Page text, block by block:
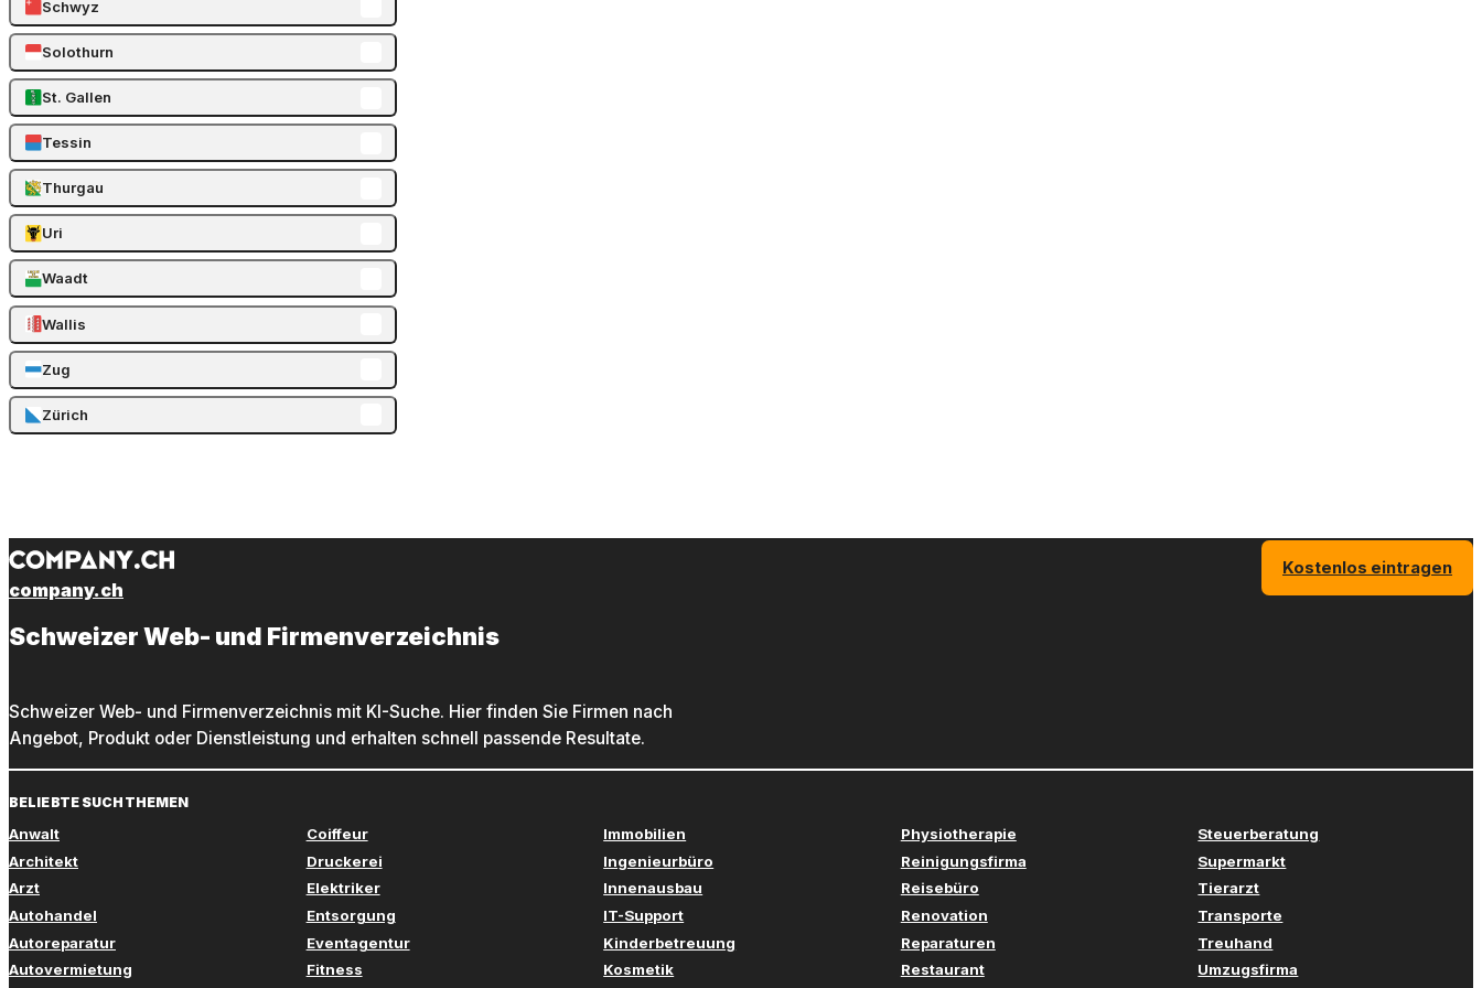
Schwyz
Solothurn
St. Gallen
Tessin
Thurgau
Uri
Waadt
Wallis
Zug
Zürich
company.ch
Kostenlos eintragen
Schweizer Web- und Firmenverzeichnis
Schweizer Web- und Firmenverzeichnis mit KI-Suche. Hier finden Sie Firmen nach
Angebot, Produkt oder Dienstleistung und erhalten schnell passende Resultate.
BELIEBTE SUCHTHEMEN
Anwalt
Architekt
Arzt
Autohandel
Autoreparatur
Autovermietung
Coiffeur
Druckerei
Elektriker
Entsorgung
Eventagentur
Fitness
Immobilien
Ingenieurbüro
Innenausbau
IT-Support
Kinderbetreuung
Kosmetik
Physiotherapie
Reinigungsfirma
Reisebüro
Renovation
Reparaturen
Restaurant
Steuerberatung
Supermarkt
Tierarzt
Transporte
Treuhand
Umzugsfirma